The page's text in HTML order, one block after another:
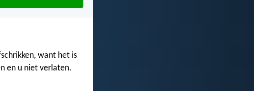
want het is
en u niet verlaten.